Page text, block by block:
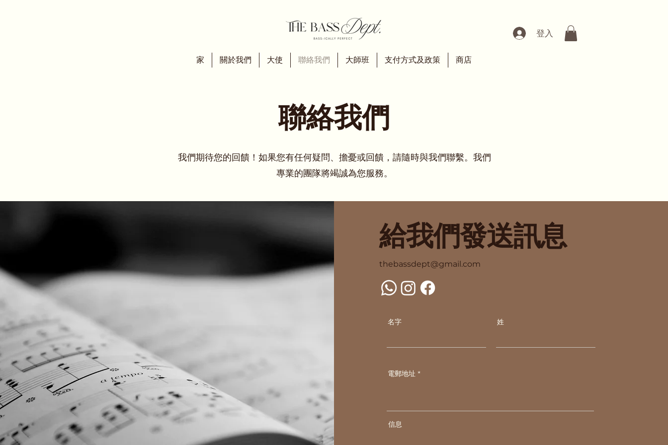
登入
家 關於我們 大使 聯絡我們 大師班 支付方式及政策 商店
聯絡我們
我們期待您的回饋！如果您有任何疑問、擔憂或回饋，請隨時與我們聯繫。我們
專業的團隊將竭誠為您服務。
給我們發送訊息
thebassdept@gmail.com
名字 姓
電郵地址
信息